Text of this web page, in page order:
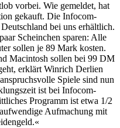
vorbei. Wie gemeldet, hat
gekauft. Die Infocom-
bei uns erhältlich.
Scheinchen sparen: Alle
sollen je 89 Mark kosten.
Macintosh sollen bei 99 DM
erklärt Winrich Derlien
Spiele sind nun
ist bei Infocom-
Programm ist etwa 1/2
Aufmachung mit